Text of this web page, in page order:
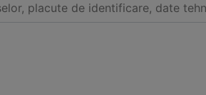
placute de identificare, date